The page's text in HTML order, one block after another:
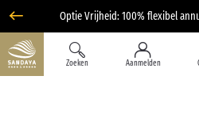
Optie Vrijheid: 100% flexibel
Zoeken Aanmelden